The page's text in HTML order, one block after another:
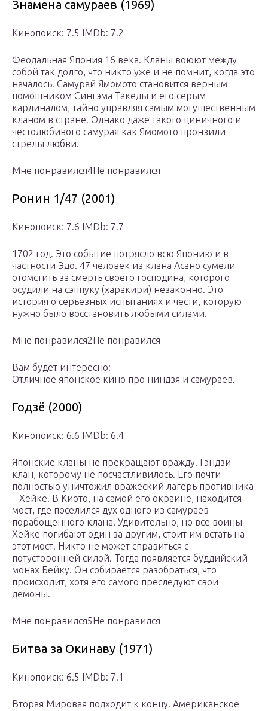
Знамена самураев (1969)
Кинопоиск: 7.5 IMDb: 7.2
Феодальная Япония 16 века. Кланы воюют между
собой так долго, что никто уже и не помнит, когда это
началось. Самурай Ямомото становится верным
помощником Сингэма Такеды и его серым
кардиналом, тайно управляя самым могущественным
кланом в стране. Однако даже такого циничного и
честолюбивого самурая как Ямомото пронзили
стрелы любви.
Мне понравился4Не понравился
Ронин 1/47 (2001)
Кинопоиск: 7.6 IMDb: 7.7
1702 год. Это событие потрясло всю Японию и в
частности Эдо. 47 человек из клана Асано сумели
отомстить за смерть своего господина, которого
осудили на сэппуку (харакири) незаконно. Это
история о серьезных испытаниях и чести, которую
нужно было восстановить любыми силами.
Мне понравился2Не понравился
Вам будет интересно:
Отличное японское кино про ниндзя и самураев.
Годзё (2000)
Кинопоиск: 6.6 IMDb: 6.4
Японские кланы не прекращают вражду. Гэндзи –
клан, которому не посчастливилось. Его почти
полностью уничтожил вражеский лагерь противника
– Хейке. В Киото, на самой его окраине, находится
мост, где поселился дух одного из самураев
порабощенного клана. Удивительно, но все воины
Хейке погибают один за другим, стоит им встать на
этот мост. Никто не может справиться с
потусторонней силой. Тогда появляется буддийский
монах Бейку. Он собирается разобраться, что
происходит, хотя его самого преследуют свои
демоны.
Мне понравился5Не понравился
Битва за Окинаву (1971)
Кинопоиск: 6.5 IMDb: 7.1
Вторая Мировая подходит к концу. Американское